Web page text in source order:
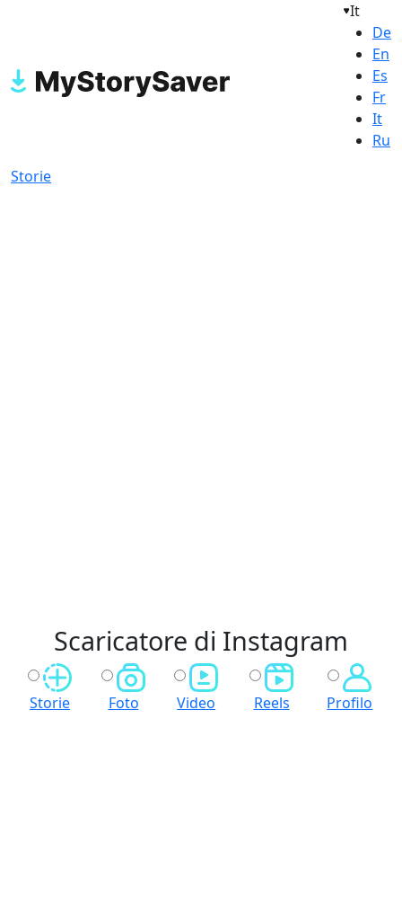
It
De
En
Es
Fr
It
Ru
Storie
Scaricatore di Instagram
Storie Foto Video Reels Profilo